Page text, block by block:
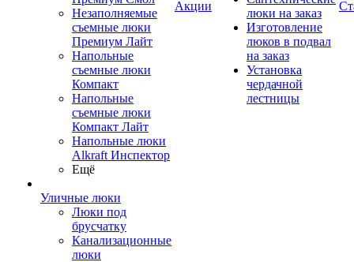
Незаполняемые
съемные люки
Премиум Лайт
Напольные
съемные люки
Компакт
Напольные
съемные люки
Компакт Лайт
Напольные люки
Alkraft Инспектор
Ещё
Уличные люки
Люки под
брусчатку
Канализационные
люки
Акции
люки на заказ
Изготовление
люков в подвал
на заказ
Установка
чердачной
лестницы